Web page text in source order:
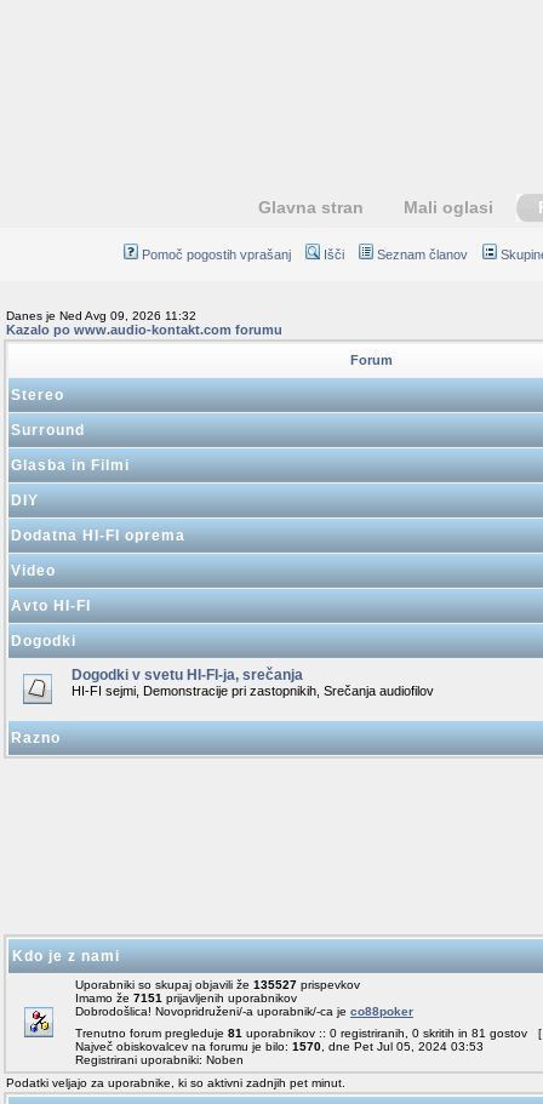
Glavna stran Mali oglasi
Pomoč pogostih vprašanj Išči Seznam članov
Danes je Ned Avg 09, 2026 11:32
Kazalo po www.audio-kontakt.com forumu
Forum
Stereo
Surround
Glasba in Filmi
DIY
Dodatna HI-FI oprema
Video
Avto HI-FI
Dogodki
Dogodki v svetu HI-FI-ja, srečanja
HI-FI sejmi, Demonstracije pri zastopnikih, Srečanja audiofilov
Razno
Kdo je z nami
Uporabniki so skupaj objavili že 135527 prispevkov
Imamo že 7151 prijavljenih uporabnikov
Dobrodošlica! Novopridruženi/-a uporabnik/-ca je co88poker
Trenutno forum pregleduje 81 uporabnikov :: 0 registriranih, 0 skritih in 81 gostov [
Največ obiskovalcev na forumu je bilo: 1570 , dne Pet Jul 05, 2024 03:53
Registrirani uporabniki: Noben
Podatki veljajo za uporabnike, ki so aktivni zadnjih pet minut.